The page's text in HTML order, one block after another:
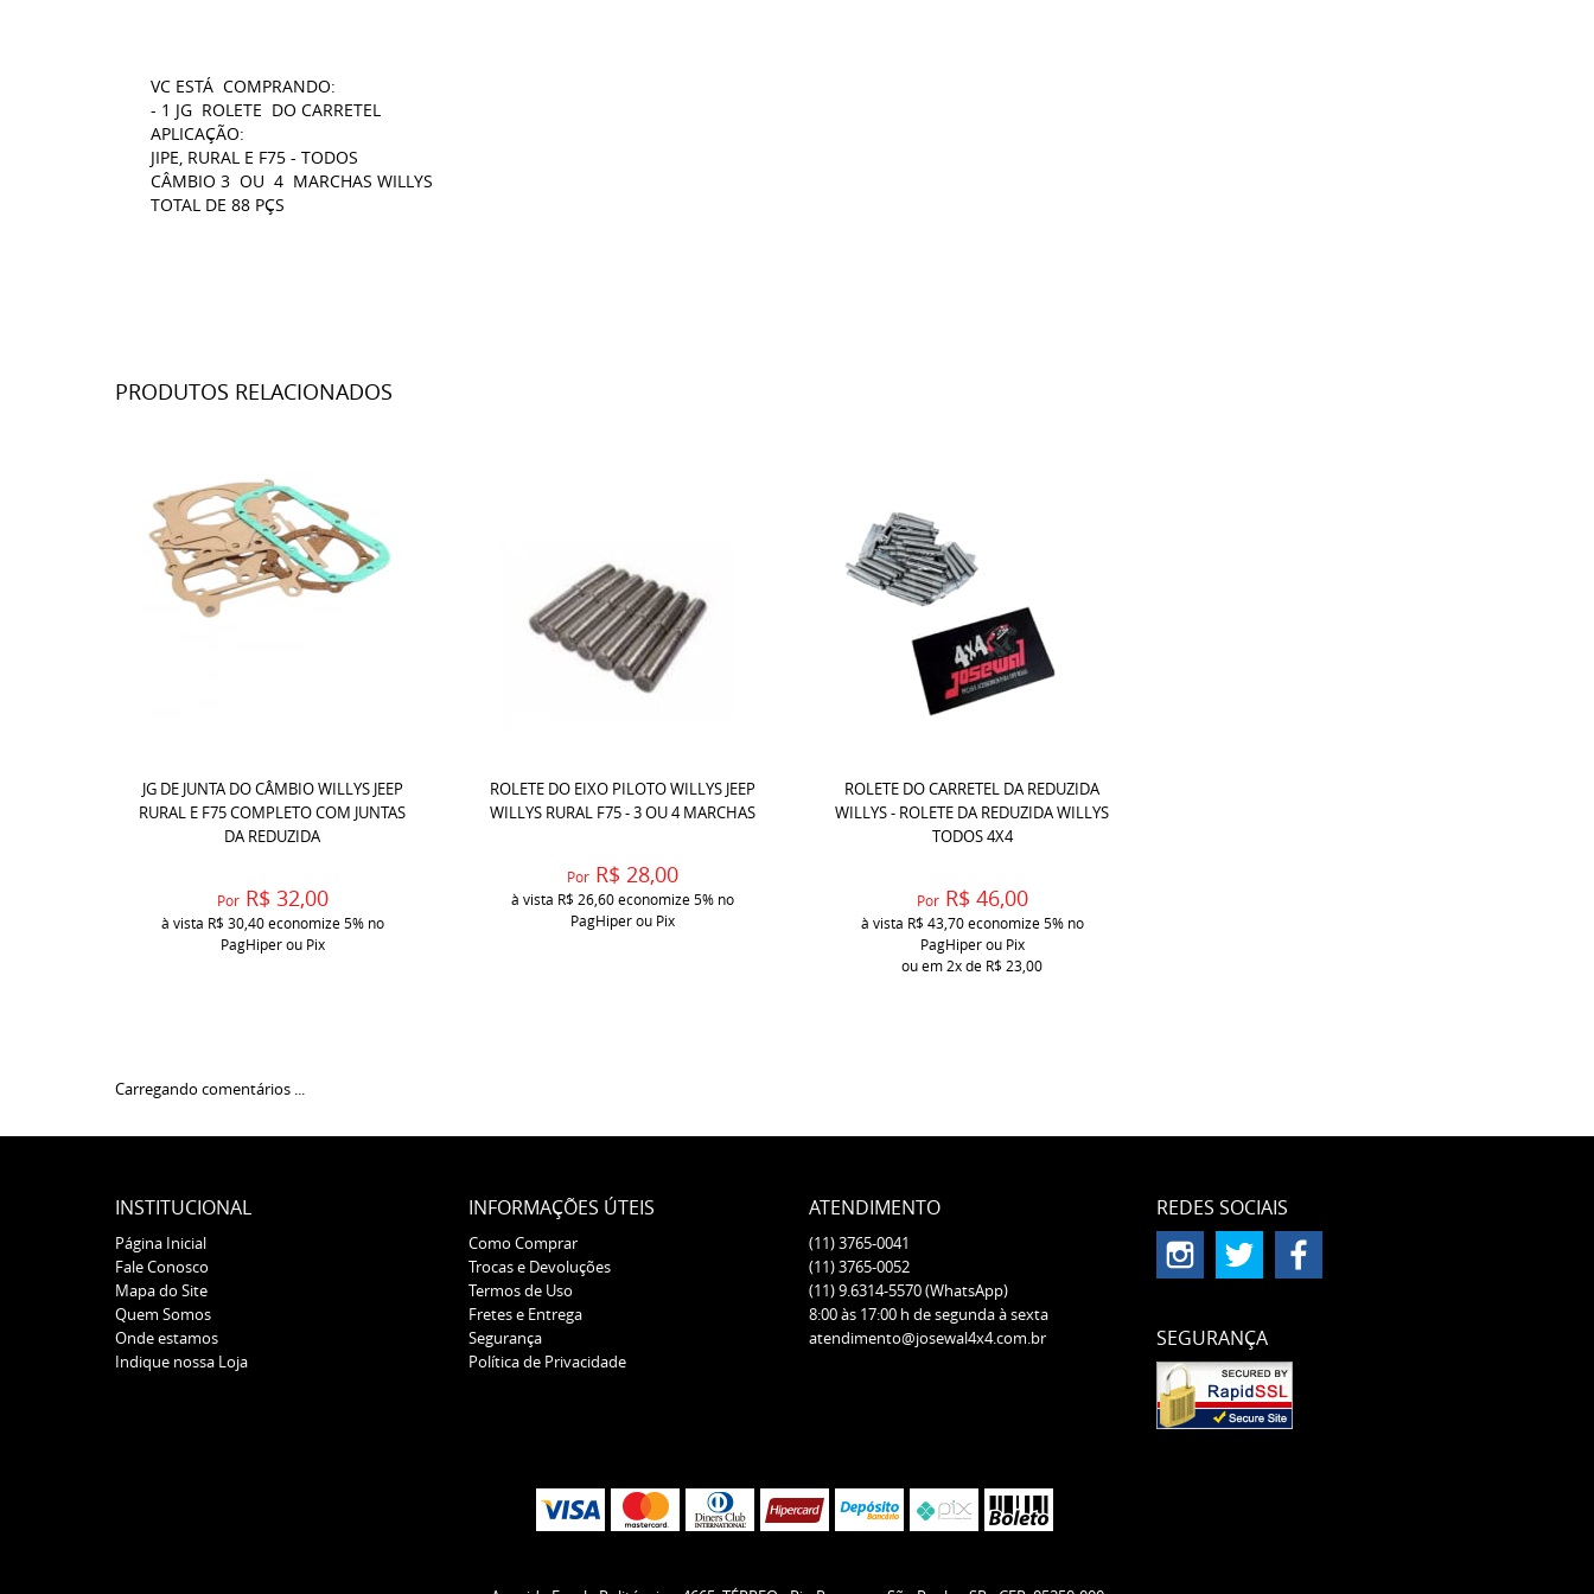
VC ESTÁ COMPRANDO:
- 1 JG ROLETE DO CARRETEL
APLICAÇÃO:
JIPE, RURAL E F75 - TODOS
CÂMBIO 3 OU 4 MARCHAS WILLYS
TOTAL DE 88 PÇS
PRODUTOS RELACIONADOS
JG DE JUNTA DO CÂMBIO WILLYS JEEP
RURAL E F75 COMPLETO COM JUNTAS
DA REDUZIDA
Por R$ 32,00
à vista R$ 30,40economize5% no
PagHiper ou Pix
ROLETE DO EIXO PILOTO WILLYS JEEP
WILLYS RURAL F75 - 3 OU 4 MARCHAS
Por R$ 28,00
à vista R$ 26,60economize5% no
PagHiper ou Pix
ROLETE DO CARRETEL DA REDUZIDA
WILLYS - ROLETE DA REDUZIDA WILLYS
TODOS 4X4
Por R$ 46,00
à vista R$ 43,70economize5% no
PagHiper ou Pix
ou em 2xde R$ 23,00
Carregando comentários ...
INSTITUCIONAL
Página Inicial
Fale Conosco
Mapa do Site
Quem Somos
Onde estamos
Indique nossa Loja
INFORMAÇÕES ÚTEIS
Como Comprar
Trocas e Devoluções
Termos de Uso
Fretes e Entrega
Segurança
Política de Privacidade
ATENDIMENTO
(11)3765-0041
(11)3765-0052
(11)9.6314-5570(WhatsApp)
8:00 às 17:00 h de segunda à sexta
atendimento@josewal4x4.com.br
REDES SOCIAIS
SEGURANÇA